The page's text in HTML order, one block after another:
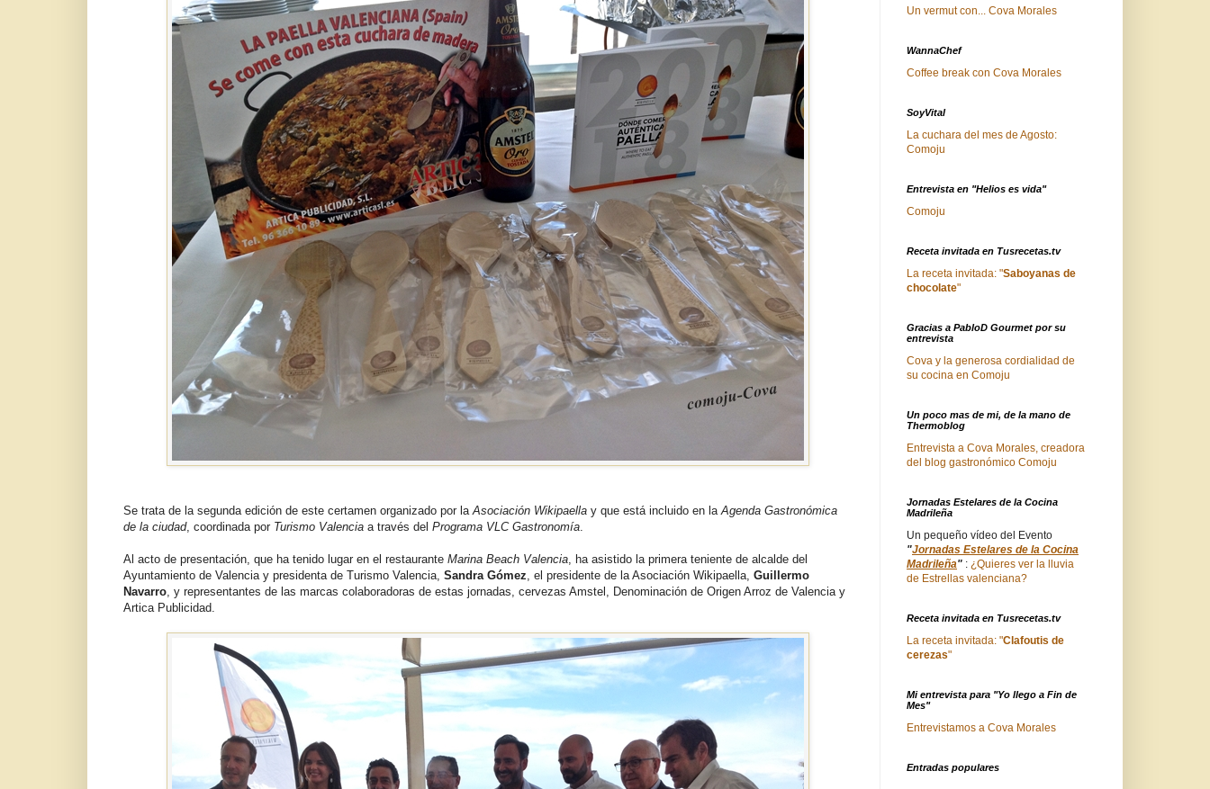
Se trata de la segunda edición de este certamen organizado por la Asociación Wikipaella y que está incluido en la Agenda Gastronómica
de la ciudad, coordinada por Turismo Valencia a través del Programa VLC Gastronomía
Al acto de presentación, que ha tenido lugar en el restaurante Marina Beach Valencia , ha asistido la primera teniente de alcalde del
Ayuntamiento de Valencia y presidenta de Turismo Valencia, Sandra Gómez , el presidente de la Asociación Wikipaella, Guillermo
Navarro , y representantes de las marcas colaboradoras de estas jornadas, cervezas Amstel, Denominación de Origen Arroz de Valencia y
Artica Publicidad.
Un vermut con... Cova Morales
WannaChef
Coffee break con Cova Morales
SoyVital
La cuchara del mes de Agosto:
Comoju
Entrevista en "Helios es vida"
Comoju
Receta invitada en Tusrecetas.tv
La receta invitada: "Saboyanas de
chocolate"
Gracias a PabloD Gourmet por su
entrevista
Cova y la generosa cordialidad de
su cocina en Comoju
Un poco mas de mi, de la mano de
Thermoblog
Entrevista a Cova Morales, creadora
del blog gastronómico Comoju
Jornadas Estelares de la Cocina
Madrileña
Un pequeño vídeo del Evento
"Jornadas Estelares de la Cocina
Madrileña" : ¿Quieres ver la lluvia
de Estrellas valenciana?
Receta invitada en Tusrecetas.tv
La receta invitada: "Clafoutis de
cerezas"
Mi entrevista para "Yo llego a Fin de
Mes"
Entrevistamos a Cova Morales
Entradas populares